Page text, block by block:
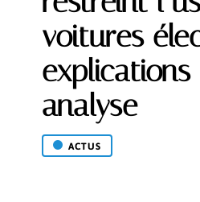
voitures
analyse
ACTUS